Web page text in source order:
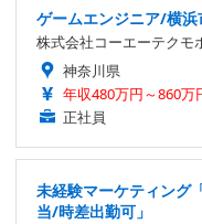
ゲームエンジニア/横
株式会社コーエーテクモ
神奈川県
年収480万円～860万
正社員
未経験マーケティング
当/時差出勤可」